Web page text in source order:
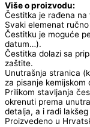
Više o proizvodu:
Čestitka je rađena
Svaki elemenat
Čestitku je moguće
datum…).
Čestitka dolazi sa
zaštite.
Unutrašnja stranica
za pisanje
Prilikom stavljanja
okrenuti prema
detalja, a i radi
Proizvedeno u